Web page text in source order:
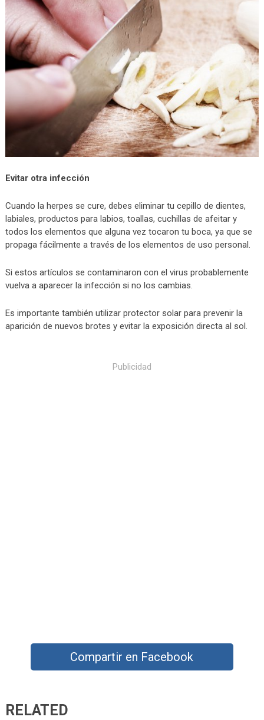
Evitar otra infección
Cuando la herpes se cure, debes eliminar tu cepillo de dientes,
labiales, productos para labios, toallas, cuchillas de afeitar y
todos los elementos que alguna vez tocaron tu boca, ya que se
propaga fácilmente a través de los elementos de uso personal.
Si estos artículos se contaminaron con el virus probablemente
vuelva a aparecer la infección si no los cambias.
Es importante también utilizar protector solar para prevenir la
aparición de nuevos brotes y evitar la exposición directa al sol.
Publicidad
Compartir en Facebook
RELATED